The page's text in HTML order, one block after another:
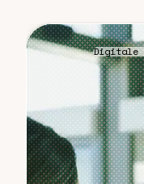
Digitale